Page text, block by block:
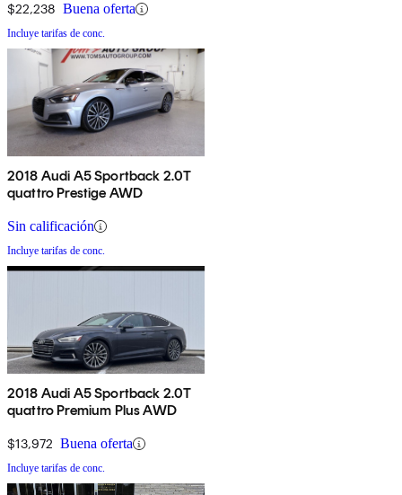
$22,238 Buena oferta
Incluye tarifas de conc.
2018 Audi A5 Sportback 2.0T
quattro Prestige AWD
Sin calificación
Incluye tarifas de conc.
2018 Audi A5 Sportback 2.0T
quattro Premium Plus AWD
$13,972 Buena oferta
Incluye tarifas de conc.